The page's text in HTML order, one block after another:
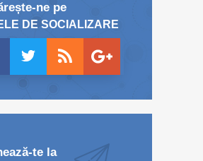
ne pe
DE SOCIALIZARE
te la